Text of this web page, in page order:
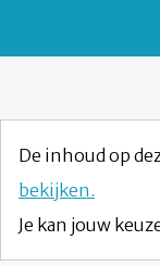
De inhoud op
bekijken.
Je kan jouw